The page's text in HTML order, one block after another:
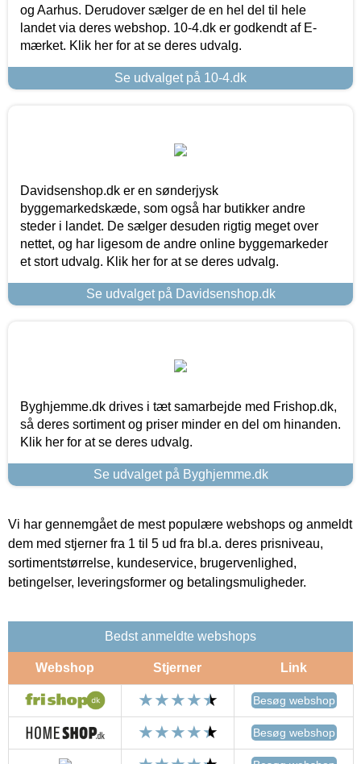
og Aarhus. Derudover sælger de en hel del til hele
landet via deres webshop. 10-4.dk er godkendt af E-
mærket. Klik her for at se deres udvalg.
Se udvalget på 10-4.dk
Davidsenshop.dk er en sønderjysk
byggemarkedskæde, som også har butikker andre
steder i landet. De sælger desuden rigtig meget over
nettet, og har ligesom de andre online byggemarkeder
et stort udvalg. Klik her for at se deres udvalg.
Se udvalget på Davidsenshop.dk
Byghjemme.dk drives i tæt samarbejde med Frishop.dk,
så deres sortiment og priser minder en del om hinanden.
Klik her for at se deres udvalg.
Se udvalget på Byghjemme.dk
Vi har gennemgået de mest populære webshops og anmeldt
dem med stjerner fra 1 til 5 ud fra bl.a. deres prisniveau,
sortimentstørrelse, kundeservice, brugervenlighed,
betingelser, leveringsformer og betalingsmuligheder.
Bedst anmeldte webshops
Webshop Stjerner Link
Besøg webshop
Besøg webshop